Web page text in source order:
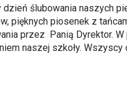
ślubowania naszych
pięknych piosenek z
przez Panią Dyrektor.
naszej szkoły.